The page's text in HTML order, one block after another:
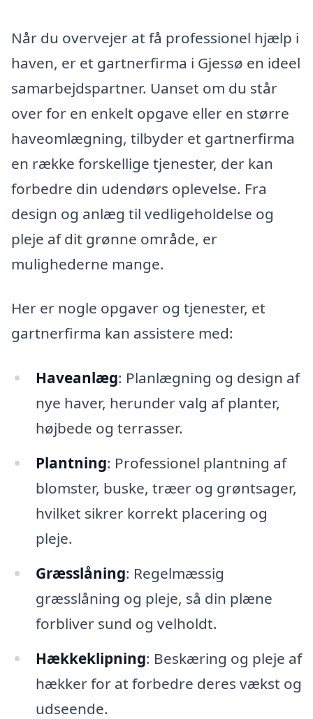
Når du overvejer at få professionel hjælp i
haven, er et gartnerfirma i Gjessø en ideel
samarbejdspartner. Uanset om du står
over for en enkelt opgave eller en større
haveomlægning, tilbyder et gartnerfirma
en række forskellige tjenester, der kan
forbedre din udendørs oplevelse. Fra
design og anlæg til vedligeholdelse og
pleje af dit grønne område, er
mulighederne mange.
Her er nogle opgaver og tjenester, et
gartnerfirma kan assistere med:
Haveanlæg: Planlægning og design af
nye haver, herunder valg af planter,
højbede og terrasser.
Plantning: Professionel plantning af
blomster, buske, træer og grøntsager,
hvilket sikrer korrekt placering og
pleje.
Græsslåning: Regelmæssig
græsslåning og pleje, så din plæne
forbliver sund og velholdt.
Hækkeklipning: Beskæring og pleje af
hækker for at forbedre deres vækst og
udseende.